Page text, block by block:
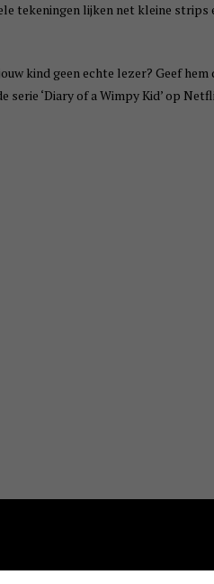
tekeningen lijken net kleine strips
kind geen echte lezer? Geef hem
serie ‘Diary of a Wimpy Kid’ op
maakt.
ze makkelijk en snel, dus vanaf 8